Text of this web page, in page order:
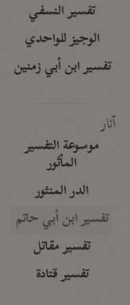
تفسير النسفي
الوجيز للواحدي
تفسير ابن أبي زمنين
آثار
موسوعة التفسير
المأثور
الدر المنثور
تفسير ابن أبي حاتم
تفسير مقاتل
تفسير قتادة